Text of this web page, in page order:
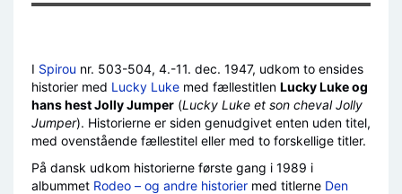
I Spirou nr. 503-504, 4.-11. dec. 1947, udkom to ensides
historier med Lucky Luke med fællestitlen Lucky Luke og
hans hest Jolly Jumper (Lucky Luke et son cheval Jolly
Jumper). Historierne er siden genudgivet enten uden titel,
med ovenstående fællestitel eller med to forskellige titler.
På dansk udkom historierne første gang i 1989 i
albummet Rodeo – og andre historier med titlerne Den